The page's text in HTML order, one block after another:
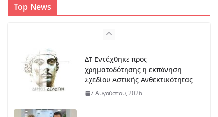
Top News
ΔΤ Εντάχθηκε προς
χρηματοδότησης η εκπόνηση
Σχεδίου Αστικής Ανθεκτικότητας
7 Αυγούστου, 2026